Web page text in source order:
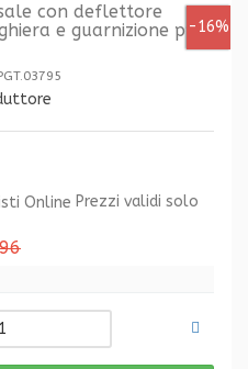
-16%
con deflettore
e guarnizione pp
Prezzi validi solo